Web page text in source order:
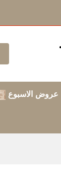
عروض الاسبوع